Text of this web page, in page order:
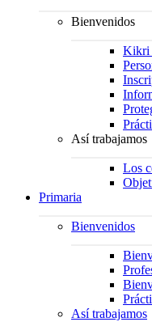
Bienvenidos
Kikri
Así trabajamos
Los
Primaria
Bienvenidos
Así trabajamos